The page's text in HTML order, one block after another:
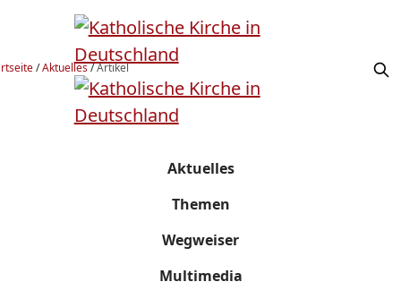
/Aktuelles/Artikel
Aktuelles
Themen
Wegweiser
Multimedia